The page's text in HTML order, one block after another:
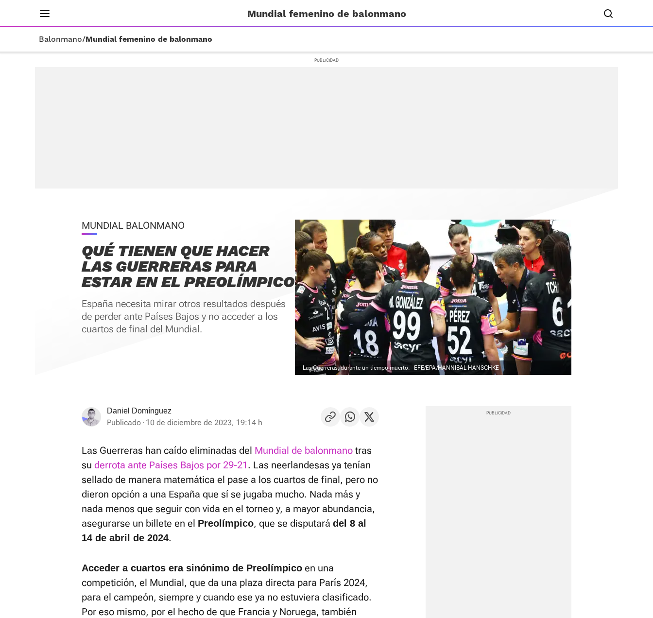
Mundial femenino de balonmano
Balonmano/Mundial femenino de balonmano
MUNDIAL BALONMANO
QUÉ TIENEN QUE HACER
LAS GUERRERAS PARA
ESTAR EN EL PREOLÍMPICO
España necesita mirar otros resultados después
de perder ante Países Bajos y no acceder a los
cuartos de final del Mundial.
Las Guerreras, durante un tiempo muerto. EFE/EPA/HANNIBAL HANSCHKE
Daniel Domínguez
Publicado 10 de diciembre de 2023, 19:14 h
Las Guerreras han caído eliminadas del Mundial de balonmano tras
su derrota ante Países Bajos por 29-21. Las neerlandesas ya tenían
sellado de manera matemática el pase a los cuartos de final, pero no
dieron opción a una España que sí se jugaba mucho. Nada más y
nada menos que seguir con vida en el torneo y, a mayor abundancia,
asegurarse un billete en el Preolímpico, que se disputará del 8 al
14 de abril de 2024.
Acceder a cuartos era sinónimo de Preolímpico en una
competición, el Mundial, que da una plaza directa para París 2024,
para el campeón, siempre y cuando ese ya no estuviera clasificado.
Por eso mismo, por el hecho de que Francia y Noruega, también